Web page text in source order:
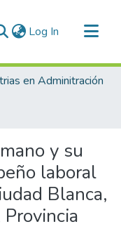
Log In (current)
en Adminitración
y su
laboral
Blanca,